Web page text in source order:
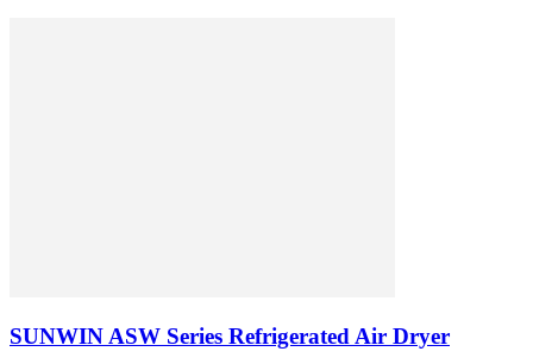
SUNWIN ASW Series Refrigerated Air Dryer